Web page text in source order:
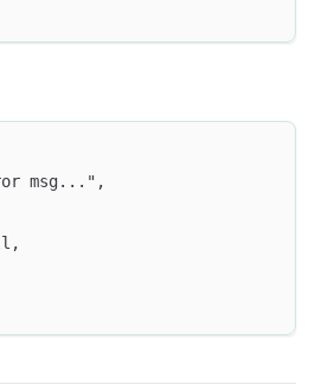
msg...",